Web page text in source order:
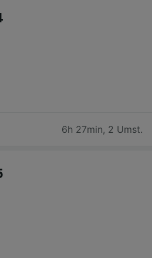
6h 27min, 2 Umst.